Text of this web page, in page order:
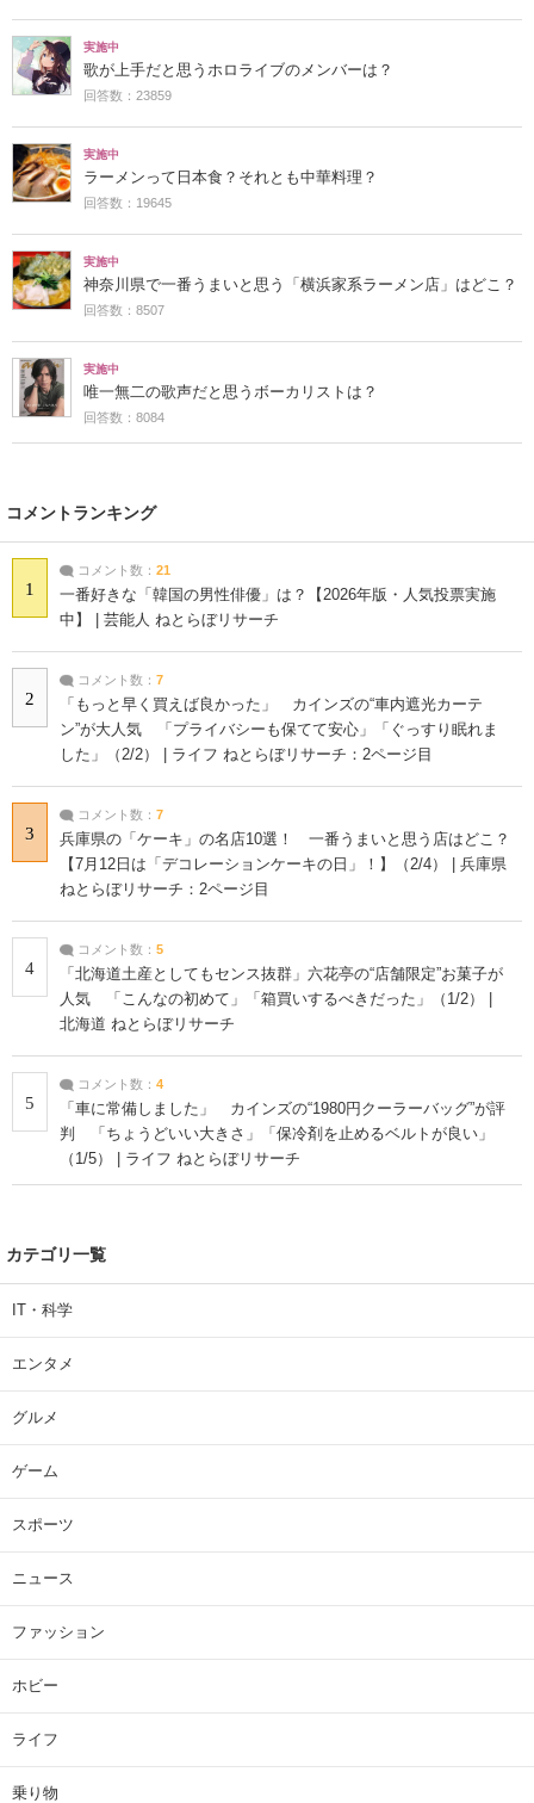
実施中
歌が上手だと思うホロライブのメンバーは？
回答数：23859
実施中
ラーメンって日本食？それとも中華料理？
回答数：19645
実施中
神奈川県で一番うまいと思う「横浜家系ラーメン店」はどこ？
回答数：8507
実施中
唯一無二の歌声だと思うボーカリストは？
回答数：8084
コメントランキング
1
コメント数： 21
一番好きな「韓国の男性俳優」は？【2026年版・人気投票実施
中】 | 芸能人 ねとらぼリサーチ
2
コメント数： 7
「もっと早く買えば良かった」 カインズの“車内遮光カーテ
ン”が大人気 「プライバシーも保てて安心」「ぐっすり眠れま
した」（2/2） | ライフ ねとらぼリサーチ：2ページ目
3
コメント数： 7
兵庫県の「ケーキ」の名店10選！ 一番うまいと思う店はどこ？
【7月12日は「デコレーションケーキの日」！】（2/4） | 兵庫県
ねとらぼリサーチ：2ページ目
4
コメント数： 5
「北海道土産としてもセンス抜群」六花亭の“店舗限定”お菓子が
人気 「こんなの初めて」「箱買いするべきだった」（1/2） |
北海道 ねとらぼリサーチ
5
コメント数： 4
「車に常備しました」 カインズの“1980円クーラーバッグ”が評
判 「ちょうどいい大きさ」「保冷剤を止めるベルトが良い」
（1/5） | ライフ ねとらぼリサーチ
カテゴリ一覧
IT・科学
エンタメ
グルメ
ゲーム
スポーツ
ニュース
ファッション
ホビー
ライフ
乗り物